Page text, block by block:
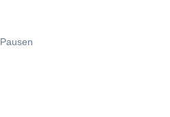
Pausen